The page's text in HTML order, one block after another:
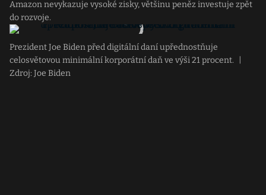
Amazon nevykazuje vysoké zisky, většinu peněz investuje zpět
do rozvoje.
Prezident Joe Biden před digitální daní upřednostňuje
celosvětovou minimální korporátní daň ve výši 21 procent.
Zdroj: Joe Biden